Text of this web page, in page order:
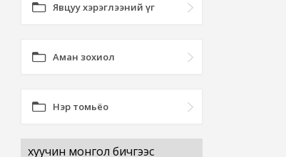
Явцуу хэрэглээний үг
Аман зохиол
Нэр томьёо
хуучин монгол бичгээс